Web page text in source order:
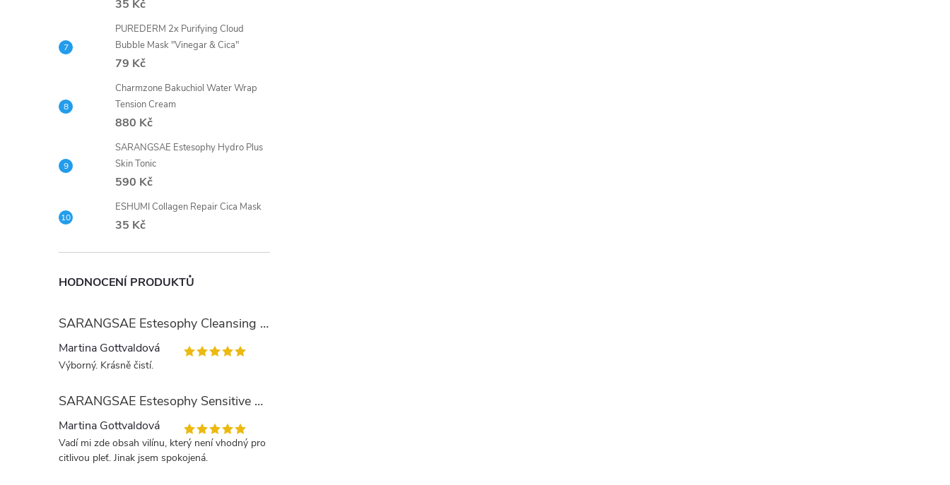
35 Kč
PUREDERM 2x Purifying Cloud
Bubble Mask "Vinegar & Cica"
79 Kč
Charmzone Bakuchiol Water Wrap
Tension Cream
880 Kč
SARANGSAE Estesophy Hydro Plus
Skin Tonic
590 Kč
ESHUMI Collagen Repair Cica Mask
35 Kč
HODNOCENÍ PRODUKTŮ
SARANGSAE Estesophy Cleansing Gel
Martina Gottvaldová
Výborný. Krásně čistí.
SARANGSAE Estesophy Sensitive Skin Tonic
Martina Gottvaldová
Vadí mi zde obsah vilínu, který není vhodný pro
citlivou pleť. Jinak jsem spokojená.